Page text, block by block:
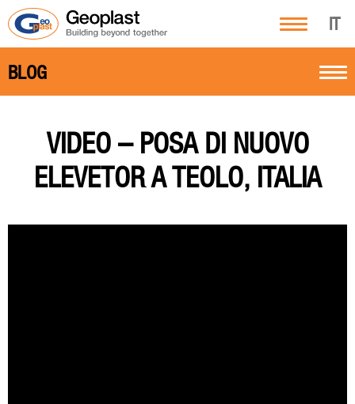
IT
BLOG
VIDEO – POSA DI NUOVO
ELEVETOR A TEOLO, ITALIA